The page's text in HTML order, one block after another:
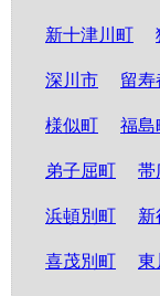
新十津川町
深川市 留寿
様似町 福島
弟子屈町 帯
浜頓別町 新
喜茂別町 東